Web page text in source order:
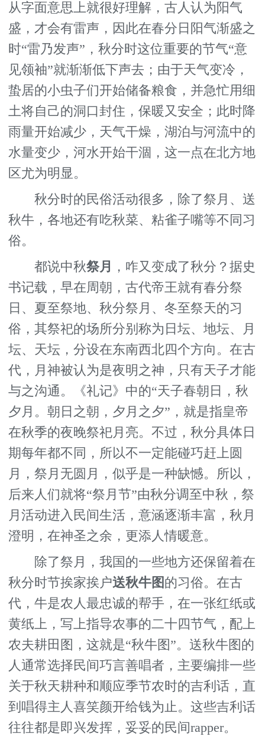
从字面意思上就很好理解，古人认为阳气
盛，才会有雷声，因此在春分日阳气渐盛之
时“雷乃发声”，秋分时这位重要的节气“意
见领袖”就渐渐低下声去；由于天气变冷，
蛰居的小虫子们开始储备粮食，并急忙用细
土将自己的洞口封住，保暖又安全；此时降
雨量开始减少，天气干燥，湖泊与河流中的
水量变少，河水开始干涸，这一点在北方地
区尤为明显。
秋分时的民俗活动很多，除了祭月、送
秋牛，各地还有吃秋菜、粘雀子嘴等不同习
俗。
都说中秋祭月
，咋又变成了秋分？据史
书记载，早在周朝，古代帝王就有春分祭
日、夏至祭地、秋分祭月、冬至祭天的习
俗，其祭祀的场所分别称为日坛、地坛、月
坛、天坛，分设在东南西北四个方向。在古
代，月神被认为是夜明之神，只有天子才能
与之沟通。《礼记》中的“天子春朝日，秋
夕月。朝日之朝，夕月之夕”，就是指皇帝
在秋季的夜晚祭祀月亮。不过，秋分具体日
期每年都不同，所以不一定能碰巧赶上圆
月，祭月无圆月，似乎是一种缺憾。所以，
后来人们就将“祭月节”由秋分调至中秋，祭
月活动进入民间生活，意涵逐渐丰富，秋月
澄明，在神圣之余，更添人情暖意。
除了祭月，我国的一些地方还保留着在
秋分时节挨家挨户送秋牛图的习俗。在古
代，牛是农人最忠诚的帮手，在一张红纸或
黄纸上，写上指导农事的二十四节气，配上
农夫耕田图，这就是“秋牛图”。送秋牛图的
人通常选择民间巧言善唱者，主要编排一些
关于秋天耕种和顺应季节农时的吉利话，直
到唱得主人喜笑颜开给钱为止。这些吉利话
往往都是即兴发挥，妥妥的民间rapper。